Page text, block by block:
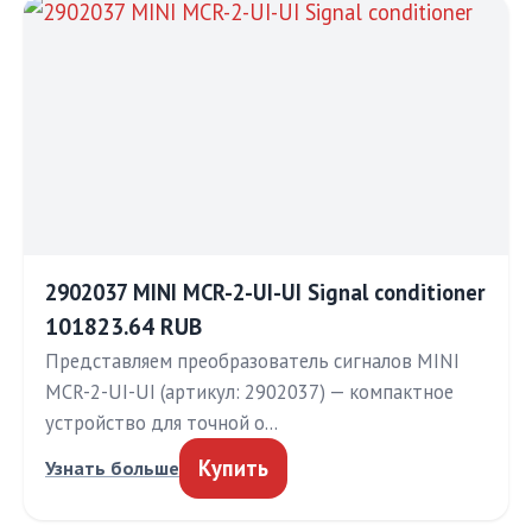
2902037 MINI MCR-2-UI-UI Signal conditioner
101823.64 RUB
Представляем преобразователь сигналов MINI
MCR-2-UI-UI (артикул: 2902037) — компактное
устройство для точной о…
Узнать больше Купить